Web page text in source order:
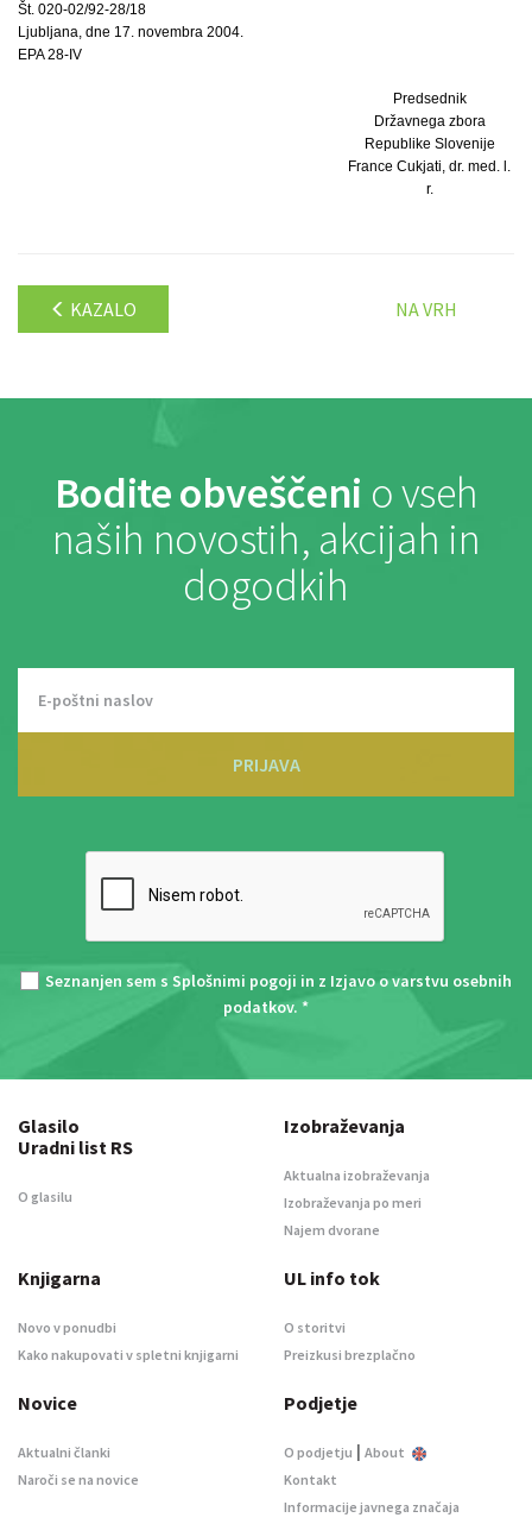
Št. 020-02/92-28/18
Ljubljana, dne 17. novembra 2004.
EPA 28-IV
Predsednik
Državnega zbora
Republike Slovenije
France Cukjati, dr. med. l.
r.
KAZALO NA VRH
Bodite obveščeni o vseh
naših novostih, akcijah in
dogodkih
PRIJAVA
Seznanjen sem s Splošnimi pogoji in z Izjavo o varstvu osebnih
podatkov. *
Glasilo
Uradni list RS
O glasilu
Izobraževanja
Aktualna izobraževanja
Izobraževanja po meri
Najem dvorane
Knjigarna
Novo v ponudbi
Kako nakupovati v spletni knjigarni
UL info tok
O storitvi
Preizkusi brezplačno
Novice
Aktualni članki
Naroči se na novice
Podjetje
O podjetju | About
Kontakt
Informacije javnega značaja